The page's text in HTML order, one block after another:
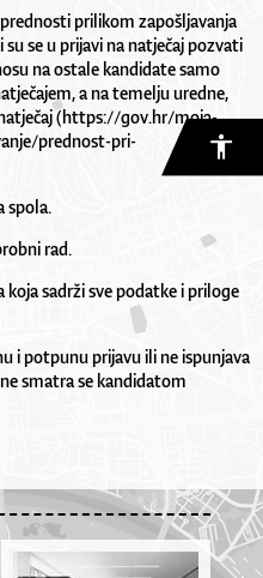
prilikom zapošljavanja
se u prijavi na natječaj pozvati
na ostale kandidate samo
a na temelju uredne,
(https://gov.hr/moja-
prednost-pri-
spola.
rad.
sadrži sve podatke i priloge
i potpunu prijavu ili ne ispunjava
smatra se kandidatom